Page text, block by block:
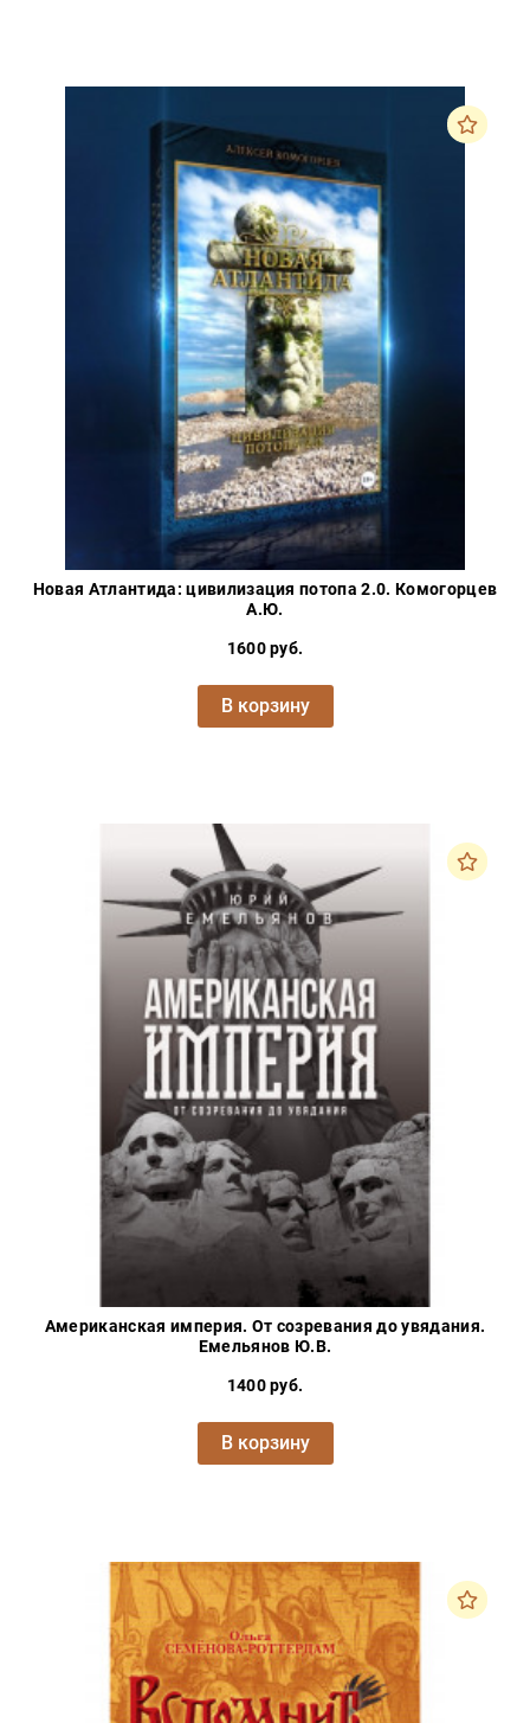
Новая Атлантида: цивилизация потопа 2.0. Комогорцев
А.Ю.
1600 руб.
В корзину
Американская империя. От созревания до увядания.
Емельянов Ю.В.
1400 руб.
В корзину